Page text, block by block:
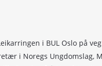
i BUL Oslo på
i Noregs Ungdomslag,